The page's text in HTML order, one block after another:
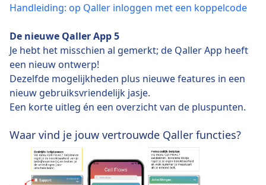
Handleiding: op Qaller inloggen met een koppelcode
De nieuwe Qaller App 5
Je hebt het misschien al gemerkt; de Qaller App heeft
een nieuw ontwerp!
Dezelfde mogelijkheden plus nieuwe features in een
nieuw gebruiksvriendelijk jasje.
Een korte uitleg én een overzicht van de pluspunten.
Waar vind je jouw vertrouwde Qaller functies?